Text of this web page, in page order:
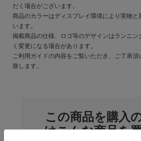
だく場合がございます。
商品のカラーはディスプレイ環境により実物
います。
掲載商品の仕様、ロゴ等のデザインはランニン
く変更になる場合があります。
ご利用ガイドの内容をご覧いただき、ご了承
致します。
この商品を購入
はこんな商品を